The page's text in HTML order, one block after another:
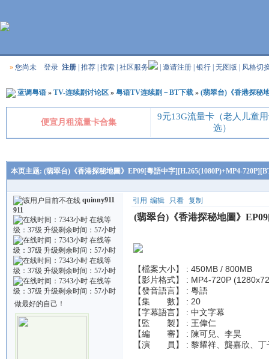
»您尚未 登录 注册| 推荐| 搜索| 社区服务 | 邀请注册| 银行 无图版 风格切
蓝调粤语» TV-连续剧讨论区» 粤语TV连续剧－BT下载» (翡翠台)《香港探秘
便宜月租流量卡合集
9元13G流量卡（老人儿童
选）
本页主题: (翡翠台)《香港探秘地圖》EP09[粵語中字][H.265(1080P)+MP4-
quinny911
911
做最好的自己！
引用 编辑 只看 复制
(翡翠台)《香港探秘地圖》
【檔案大小】 : 450MB / 800MB
【影片格式】 : MP4-720P
【發音語言】 : 粵語
【集 數】 : 20
【字幕語言】 : 中文字幕
【監 製】 : 王偉仁
【編 審】 : 陳可兒、李昊
【演 員】 : 黎耀祥、龔嘉欣、丁